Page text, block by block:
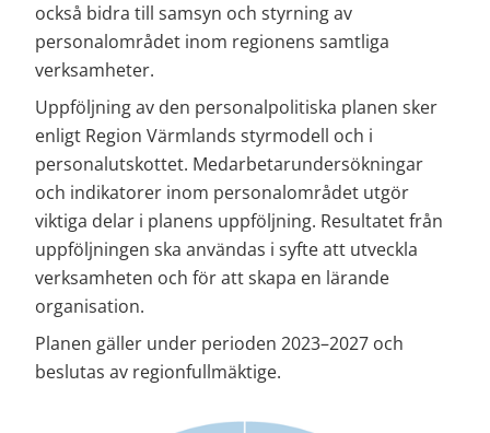
också bidra till samsyn och styrning av
personalområdet inom regionens samtliga
verksamheter.
Uppföljning av den personalpolitiska planen sker
enligt Region Värmlands styrmodell och i
personalutskottet. Medarbetarundersökningar
och indikatorer inom personalområdet utgör
viktiga delar i planens uppföljning. Resultatet från
uppföljningen ska användas i syfte att utveckla
verksamheten och för att skapa en lärande
organisation.
Planen gäller under perioden 2023–2027 och
beslutas av regionfullmäktige.